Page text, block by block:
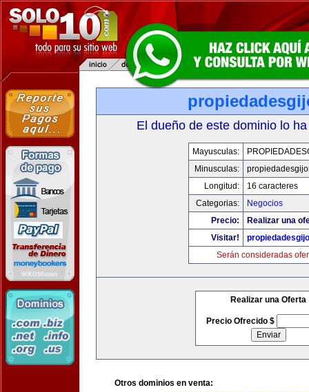
El dueño de este dominio lo
Mayusculas:
Minusculas:
Longitud:
16 caracteres
Categorias:
Negocios
Precio:
Realizar una
Visitar!
Serán consideradas
Realizar una Oferta
Precio Ofrecido $
Otros dominios en venta: